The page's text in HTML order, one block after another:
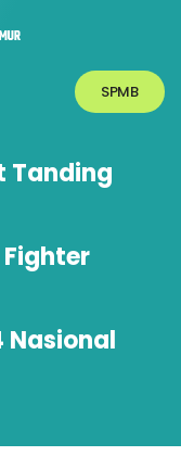
SPMB
Tanding
Nasional